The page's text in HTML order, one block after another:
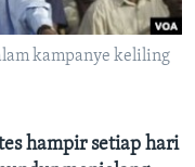
kampanye keliling
hampir setiap hari